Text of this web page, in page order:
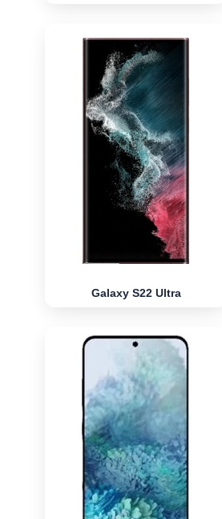
Galaxy S22 Ultra